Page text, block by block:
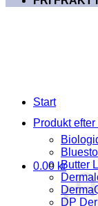
0.00 kr
Start
Produkt
Butter
DP